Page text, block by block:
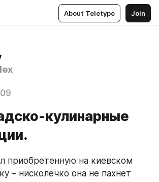
About Teletype Join
кулинарные
приобретенную на киевском
– нисколечко она не пахнет